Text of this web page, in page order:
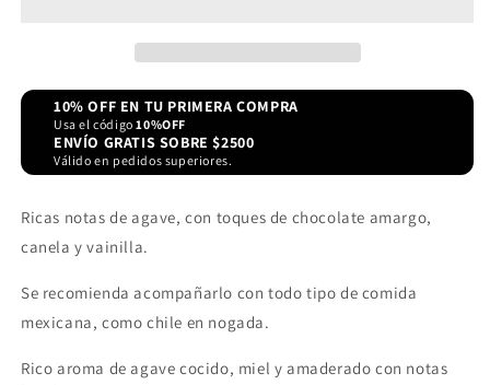
10% OFF EN TU PRIMERA COMPRA
Usa el código10%OFF
ENVÍO GRATIS SOBRE $2500
Válido en pedidos superiores.
Ricas notas de agave, con toques de chocolate amargo,
canela y vainilla.
Se recomienda acompañarlo con todo tipo de comida
mexicana, como chile en nogada.
Rico aroma de agave cocido, miel y amaderado con notas